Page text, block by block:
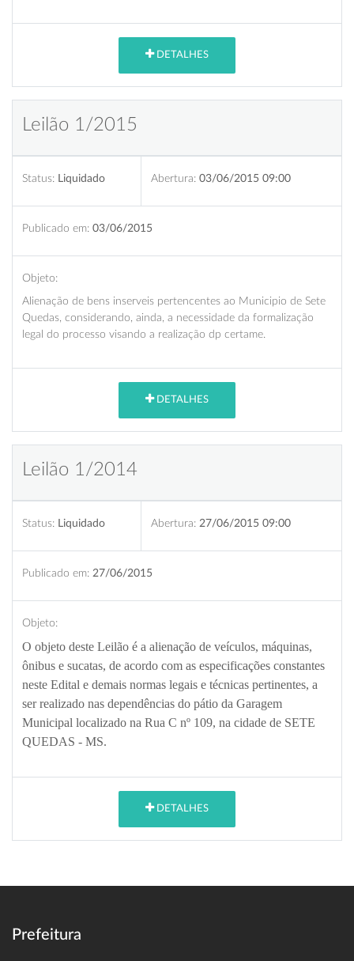
DETALHES
Leilão 1/2015
Status: Liquidado Abertura: 03/06/2015 09:00
Publicado em: 03/06/2015
Objeto:
Alienação de bens inserveis pertencentes ao Municipio de Sete
Quedas, considerando, ainda, a necessidade da formalização
legal do processo visando a realização dp certame.
DETALHES
Leilão 1/2014
Status: Liquidado Abertura: 27/06/2015 09:00
Publicado em: 27/06/2015
Objeto:
O objeto deste Leilão é a alienação de veículos, máquinas,
ônibus e sucatas, de acordo com as especificações constantes
neste Edital e demais normas legais e técnicas pertinentes, a
ser realizado nas dependências do pátio da Garagem
Municipal localizado na Rua C nº 109, na cidade de SETE
QUEDAS - MS.
DETALHES
Prefeitura